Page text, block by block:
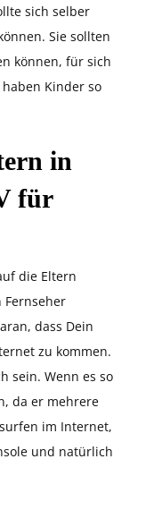
sich selber
Sie sollten
können, für sich
Kinder so
in
für
die Eltern
Fernseher
dass Dein
zu kommen.
sein. Wenn es so
da er mehrere
im Internet,
und natürlich